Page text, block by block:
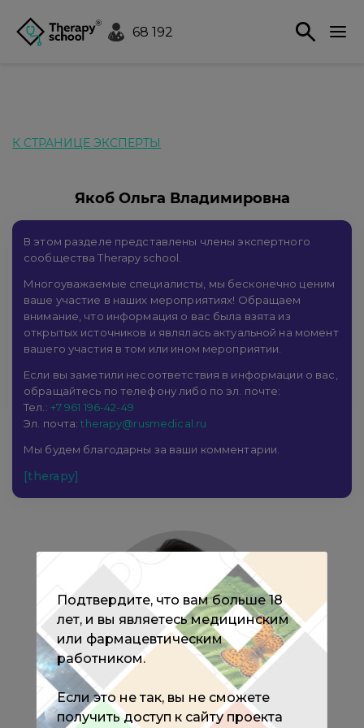
68 192
К СТРАНИЦЕ ЭКСПЕРТЫ
Якоб Ольга Владимировна
В этом разделе представлены члены экспертного
сообщества Therapy school.
Многоуважаемые специалисты, мы бесконечно ценим
ваше участие в наших мероприятиях! Обращаем
внимание, что информация о вас была взята из
открытых источников и являлась актуальной на момент
вашего участия в том или ином мероприятии.
Если вы заметили несоответствия в информации о вас,
обращайтесь по телефону либо по эл. почте:
Тел.: +7 961 196-42-49
Эл. почта:therapy@rusmedical.ru
Мы будем благодарны за ваши комментарии.
[therapy]
Подтвердите, что вам больше 18
лет, и вы являетесь медицинским
или фармацевтическим
работником.
Если это не так, вы не сможете
получить доступ к сайту проекта